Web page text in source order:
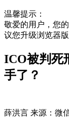
温馨提示：
敬爱的用户，您
议您升级浏览器
ICO被判死
手了？
薛洪言 来源： 微